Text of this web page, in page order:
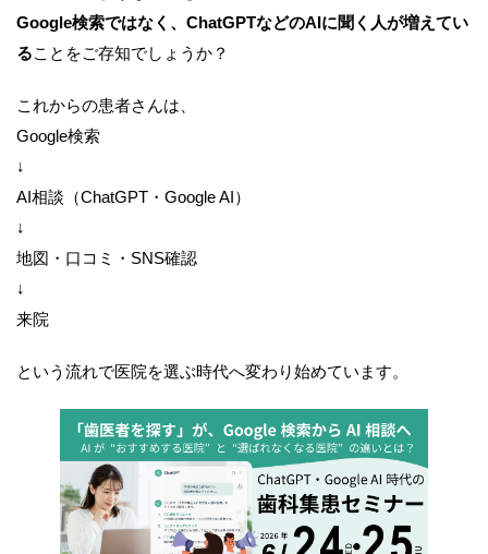
Google検索ではなく、ChatGPTなどのAIに聞く人が増えてい
ることをご存知でしょうか？
これからの患者さんは、
Google検索
↓
AI相談（ChatGPT・Google AI）
↓
地図・口コミ・SNS確認
↓
来院
という流れで医院を選ぶ時代へ変わり始めています。